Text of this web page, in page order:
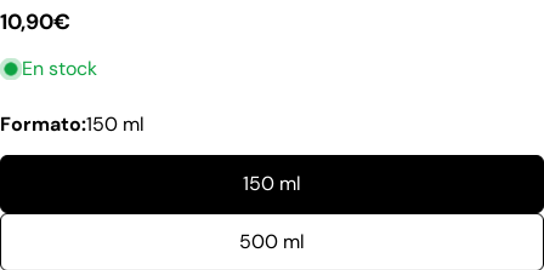
Precio
regular
10,90€
En stock
Formato:150 ml
150 ml
500 ml
en
teléfono